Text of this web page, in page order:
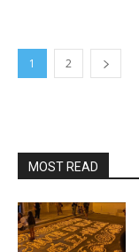
1 2
MOST READ